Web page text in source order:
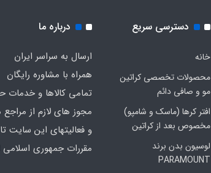
دسترسی سریع
خانه
محصولات تخصصی کراتین
مو و صافی دائم
افتر کرها (ماسک و شامپو)
مخصوص بعد از کراتین
لوسیون بدن برند
PARAMOUNT
درباره ما
ارسال به سراسر ایران
همراه با مشاوره رایگان
تمامی کالاها و خدمات
مجوز های لازم از
و فعالیتهای این سایت
مقررات جمهوری اسلامی